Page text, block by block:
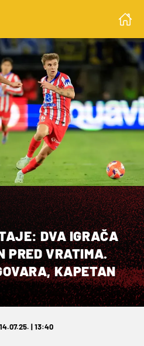
DVA IGRAČA
PRED VRATIMA.
KAPETAN
| 13:40